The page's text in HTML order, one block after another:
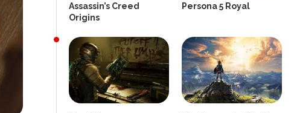
Assassin’s Creed
Origins
Persona 5 Royal